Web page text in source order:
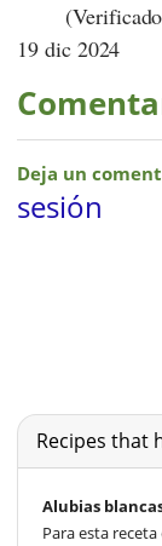
19 dic 2024
Recipes that
Alubias
Para esta